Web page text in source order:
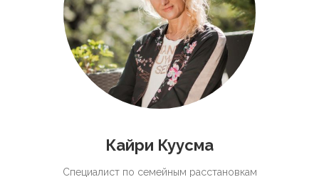
Кайри Куусма
Специалист по семейным расстановкам